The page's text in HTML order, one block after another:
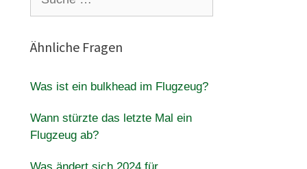
nach:
Ähnliche Fragen
Was ist ein bulkhead im Flugzeug?
Wann stürzte das letzte Mal ein
Flugzeug ab?